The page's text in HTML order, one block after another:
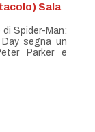
Sala
Spider-Man:
segna un
Parker e